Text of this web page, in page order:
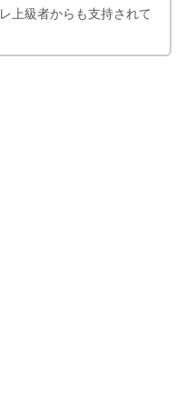
上級者からも支持されて